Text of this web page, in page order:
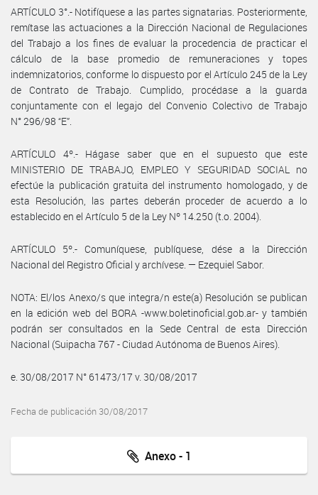
ARTÍCULO 3°.- Notifíquese a las partes signatarias. Posteriormente,
remítase las actuaciones a la Dirección Nacional de Regulaciones
del Trabajo a los fines de evaluar la procedencia de practicar el
cálculo de la base promedio de remuneraciones y topes
indemnizatorios, conforme lo dispuesto por el Artículo 245 de la Ley
de Contrato de Trabajo. Cumplido, procédase a la guarda
conjuntamente con el legajo del Convenio Colectivo de Trabajo
N° 296/98 “E”.
ARTÍCULO 4º.- Hágase saber que en el supuesto que este
MINISTERIO DE TRABAJO, EMPLEO Y SEGURIDAD SOCIAL no
efectúe la publicación gratuita del instrumento homologado, y de
esta Resolución, las partes deberán proceder de acuerdo a lo
establecido en el Artículo 5 de la Ley Nº 14.250 (t.o. 2004).
ARTÍCULO 5º.- Comuníquese, publíquese, dése a la Dirección
Nacional del Registro Oficial y archívese. — Ezequiel Sabor.
NOTA: El/los Anexo/s que integra/n este(a) Resolución se publican
en la edición web del BORA -www.boletinoficial.gob.ar- y también
podrán ser consultados en la Sede Central de esta Dirección
Nacional (Suipacha 767 - Ciudad Autónoma de Buenos Aires).
e. 30/08/2017 N° 61473/17 v. 30/08/2017
Fecha de publicación 30/08/2017
Anexo - 1